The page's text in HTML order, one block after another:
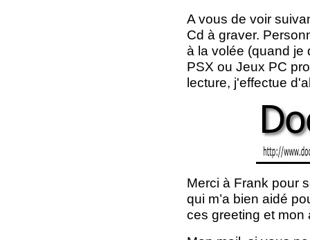
A vous de voir
Cd à graver.
à la volée (quand je
PSX ou Jeux PC
lecture, j'effectue
Merci à Frank pour
qui m’a bien aidé
ces greeting et mon